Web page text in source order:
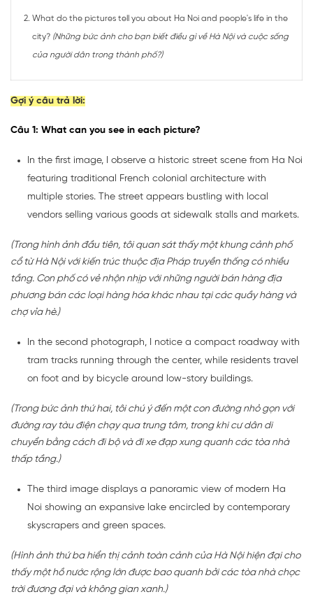
What do the pictures tell you about Ha Noi and people's life in the
city? (Những bức ảnh cho bạn biết điều gì về Hà Nội và cuộc sống
của người dân trong thành phố?)
Gợi ý câu trả lời:
Câu 1: What can you see in each picture?
In the first image, I observe a historic street scene from Ha Noi
featuring traditional French colonial architecture with
multiple stories. The street appears bustling with local
vendors selling various goods at sidewalk stalls and markets.
(Trong hình ảnh đầu tiên, tôi quan sát thấy một khung cảnh phố
cổ từ Hà Nội với kiến trúc thuộc địa Pháp truyền thống có nhiều
tầng. Con phố có vẻ nhộn nhịp với những người bán hàng địa
phương bán các loại hàng hóa khác nhau tại các quầy hàng và
chợ vỉa hè.)
In the second photograph, I notice a compact roadway with
tram tracks running through the center, while residents travel
on foot and by bicycle around low-story buildings.
(Trong bức ảnh thứ hai, tôi chú ý đến một con đường nhỏ gọn với
đường ray tàu điện chạy qua trung tâm, trong khi cư dân di
chuyển bằng cách đi bộ và đi xe đạp xung quanh các tòa nhà
thấp tầng.)
The third image displays a panoramic view of modern Ha
Noi showing an expansive lake encircled by contemporary
skyscrapers and green spaces.
(Hình ảnh thứ ba hiển thị cảnh toàn cảnh của Hà Nội hiện đại cho
thấy một hồ nước rộng lớn được bao quanh bởi các tòa nhà chọc
trời đương đại và không gian xanh.)